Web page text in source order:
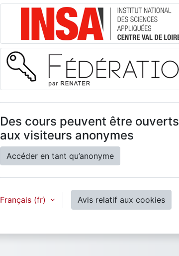
Des cours peuvent être ouverts
aux visiteurs anonymes
Accéder en tant qu’anonyme
Français ‎(fr)‎ Avis relatif aux cookies